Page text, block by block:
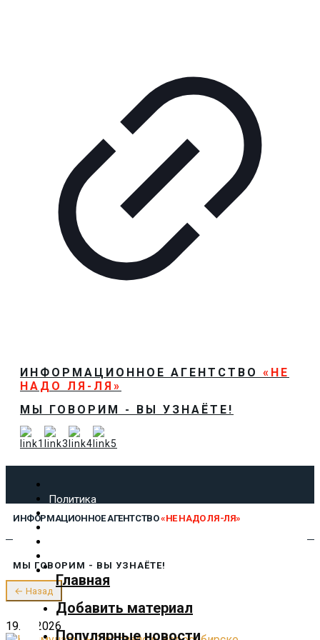
ИНФОРМАЦИОННОЕ АГЕНТСТВО «НЕ
НАДО ЛЯ-ЛЯ»
МЫ ГОВОРИМ - ВЫ УЗНАЁТЕ!
Политика
Экономика
Культура
Предложить новость
О нас
ИНФОРМАЦИОННОЕ АГЕНТСТВО«НЕ НАДО ЛЯ-ЛЯ»
Главная
Добавить материал
Популярные новости
МЫ ГОВОРИМ - ВЫ УЗНАЁТЕ!
← Назад
19.01.2026